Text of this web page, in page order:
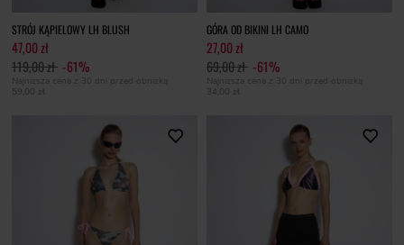
STRÓJ KĄPIELOWY LH BLUSH
47,00 zł
119,00 zł -61%
Najniższa cena z 30 dni przed obniżką
59,00 zł
GÓRA OD BIKINI LH CAMO
27,00 zł
69,00 zł -61%
Najniższa cena z 30 dni przed obniżką
34,00 zł